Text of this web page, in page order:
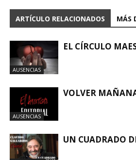
ARTÍCULO RELACIONADOS MÁS
AUSENCIAS
EL CÍRCULO
AUSENCIAS
VOLVER
UN CUADRADO